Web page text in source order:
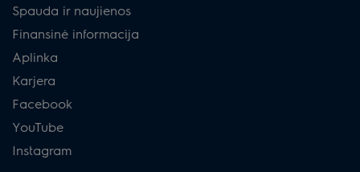
Spauda ir naujienos
Finansinė informacija
Aplinka
Karjera
Facebook
YouTube
Instagram